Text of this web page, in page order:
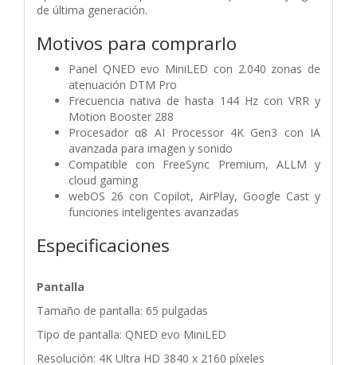
de última generación.
Motivos para comprarlo
Panel QNED evo MiniLED con 2.040 zonas de
atenuación DTM Pro
Frecuencia nativa de hasta 144 Hz con VRR y
Motion Booster 288
Procesador α8 AI Processor 4K Gen3 con IA
avanzada para imagen y sonido
Compatible con FreeSync Premium, ALLM y
cloud gaming
webOS 26 con Copilot, AirPlay, Google Cast y
funciones inteligentes avanzadas
Especificaciones
Pantalla
Tamaño de pantalla: 65 pulgadas
Tipo de pantalla: QNED evo MiniLED
Resolución: 4K Ultra HD 3840 x 2160 píxeles